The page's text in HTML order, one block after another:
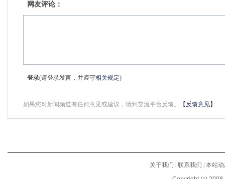
网友评论：
登录(请登录发言，并遵守相关规定)
如果您对新闻频道有任何意见或建议，请到交流平台反馈。 【反馈意见】
关于我们 联系我们
本站